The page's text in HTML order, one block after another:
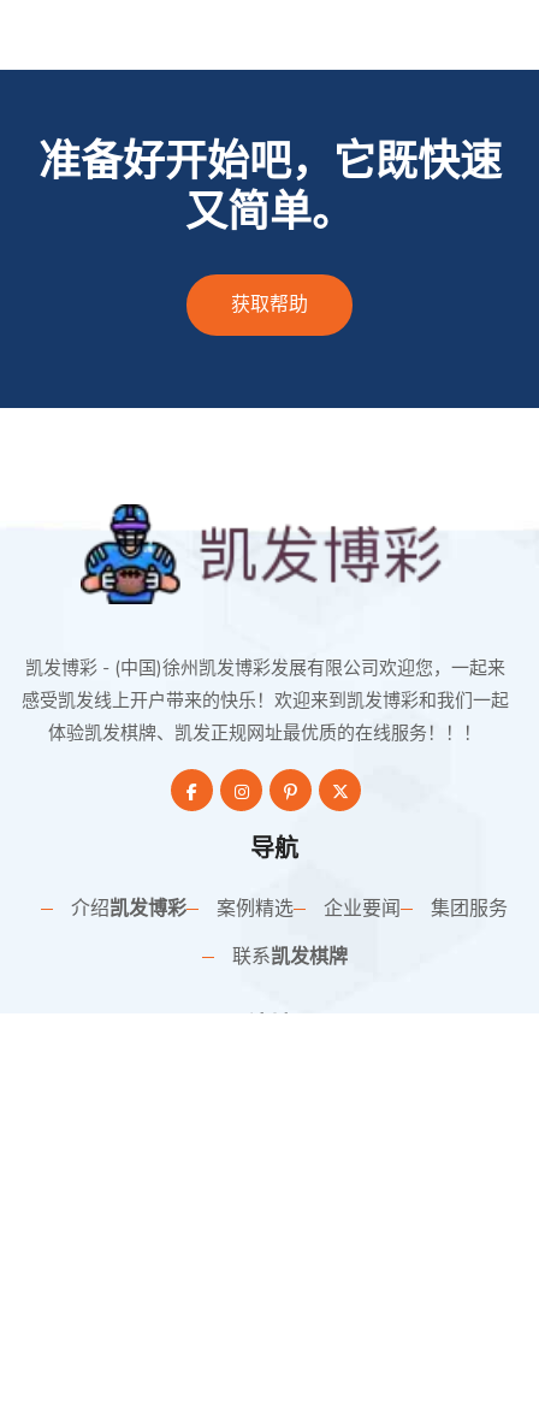
准备好开始吧，它既快速
又简单。
获取帮助
凯发博彩 - (中国)徐州凯发博彩发展有限公司欢迎您，一起来
感受凯发线上开户带来的快乐！欢迎来到凯发博彩和我们一起
体验凯发棋牌、凯发正规网址最优质的在线服务！！！
导航
介绍凯发博彩 案例精选 企业要闻
集团服务
联系凯发棋牌